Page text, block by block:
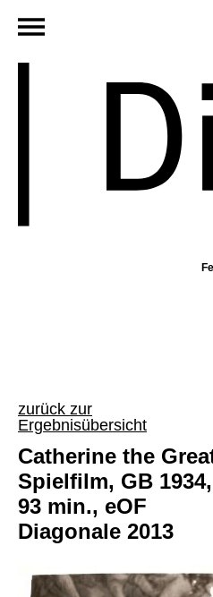
zurück zur
Ergebnisübersicht
Catherine the
Spielfilm, GB
93 min., eOF
Diagonale 2013